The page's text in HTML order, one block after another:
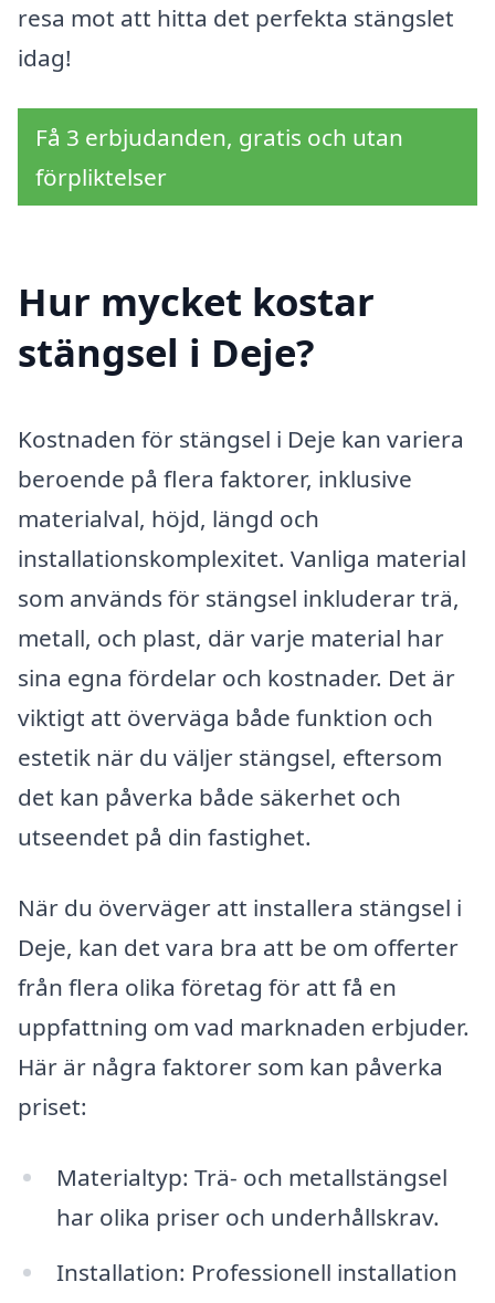
resa mot att hitta det perfekta stängslet
idag!
Få 3 erbjudanden, gratis och utan
förpliktelser
Hur mycket kostar
stängsel i Deje?
Kostnaden för stängsel i Deje kan variera
beroende på flera faktorer, inklusive
materialval, höjd, längd och
installationskomplexitet. Vanliga material
som används för stängsel inkluderar trä,
metall, och plast, där varje material har
sina egna fördelar och kostnader. Det är
viktigt att överväga både funktion och
estetik när du väljer stängsel, eftersom
det kan påverka både säkerhet och
utseendet på din fastighet.
När du överväger att installera stängsel i
Deje, kan det vara bra att be om offerter
från flera olika företag för att få en
uppfattning om vad marknaden erbjuder.
Här är några faktorer som kan påverka
priset:
Materialtyp: Trä- och metallstängsel
har olika priser och underhållskrav.
Installation: Professionell installation